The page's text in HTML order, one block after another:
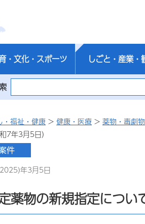
・文化・スポーツ しごと・産業・
・福祉・健康 > 健康・医療 > 薬物・毒劇物
7年3月5日）
年3月5日
薬物の新規指定につい